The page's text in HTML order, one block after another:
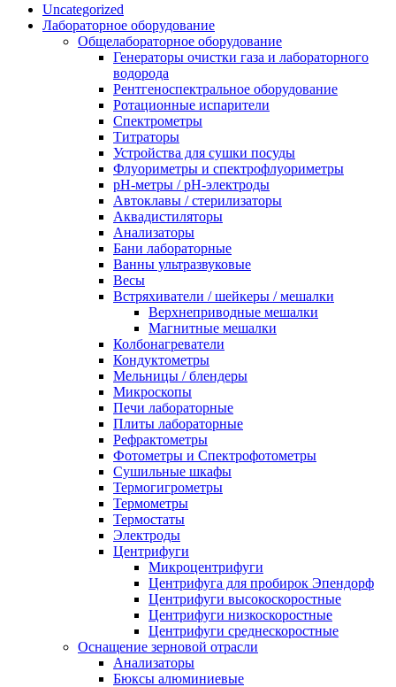
Uncategorized
Лабораторное оборудование
Общелабораторное оборудование
Генераторы очистки газа и лабораторного
водорода
Рентгеноспектральное оборудование
Ротационные испарители
Спектрометры
Титраторы
Устройства для сушки посуды
Флуориметры и спектрофлуориметры
pН-метры / рН-электроды
Автоклавы / стерилизаторы
Аквадистиляторы
Анализаторы
Бани лабораторные
Ванны ультразвуковые
Весы
Встряхиватели / шейкеры / мешалки
Верхнеприводные мешалки
Магнитные мешалки
Колбонагреватели
Кондуктометры
Мельницы / блендеры
Микроскопы
Печи лабораторные
Плиты лабораторные
Рефрактометры
Фотометры и Спектрофотометры
Сушильные шкафы
Термогигрометры
Термометры
Термостаты
Электроды
Центрифуги
Микроцентрифуги
Центрифуга для пробирок Эпендорф
Центрифуги высокоскоростные
Центрифуги низкоскоростные
Центрифуги среднескоростные
Оснащение зерновой отрасли
Анализаторы
Бюксы алюминиевые